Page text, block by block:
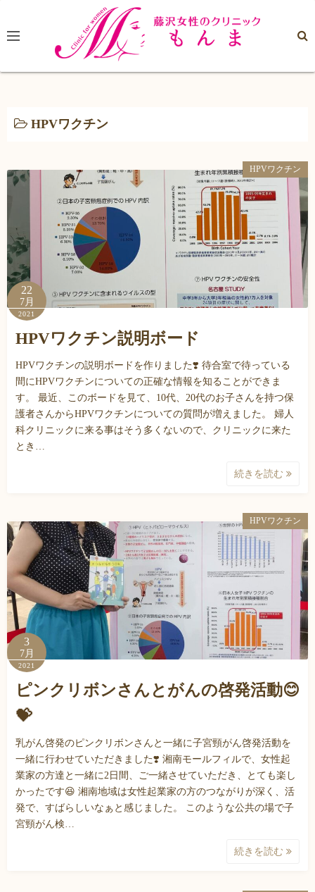
テ
プ
HPVワクチン
HPVワクチン
22
7月
2021
HPVワクチン説明ボード
HPVワクチンの説明ボードを作りました❣️ 待合室で待っている
間にHPVワクチンについての正確な情報を知ることができま
す。 最近、このボードを見て、10代、20代のお子さんを持つ保
護者さんからHPVワクチンについての質問が増えました。 婦人
科クリニックに来る事はそう多くないので、クリニックに来た
とき…
続きを読む
HPVワクチン
3
7月
2021
ピンクリボンさんとがんの啓発活動😊
💝
乳がん啓発のピンクリボンさんと一緒に子宮頸がん啓発活動を
一緒に行わせていただきました❣️ 湘南モールフィルで、女性起
業家の方達と一緒に2日間、ご一緒させていただき、とても楽し
かったです😆 湘南地域は女性起業家の方のつながりが深く、活
発で、すばらしいなぁと感じました。 このような公共の場で子
宮頸がん検…
続きを読む